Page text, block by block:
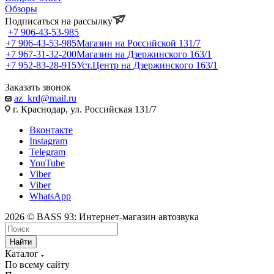
Обзоры
Подписаться на рассылку
+7 906-43-53-985
+7 906-43-53-985Магазин на Российской 131/7
+7 967-31-32-200Магазин на Дзержинского 163/1
+7 952-83-28-915Уст.Центр на Дзержинского 163/1
Заказать звонок
az_krd@mail.ru
г. Краснодар, ул. Российская 131/7
Вконтакте
Instagram
Telegram
YouTube
Viber
Viber
WhatsApp
2026 © BASS 93: Интернет-магазин автозвука
Найти
Каталог
По всему сайту